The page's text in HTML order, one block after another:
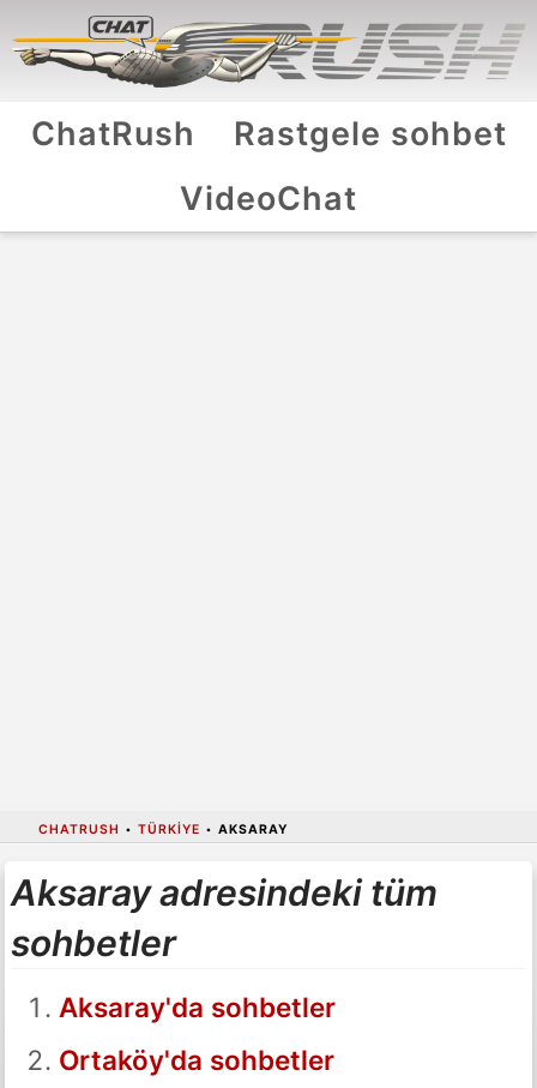
ChatRush
Rastgele sohbet
VideoChat
CHATRUSH • TÜRKIYE • AKSARAY
Aksaray adresindeki tüm
sohbetler
Aksaray'da sohbetler
Ortaköy'da sohbetler